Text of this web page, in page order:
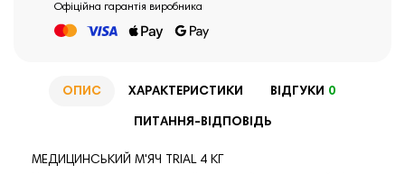
Офіційна гарантія виробника
ОПИС ХАРАКТЕРИСТИКИ ВІДГУКИ 0
ПИТАННЯ-ВІДПОВІДЬ
МЕДИЦИНСЬКИЙ М'ЯЧ TRIAL 4 КГ